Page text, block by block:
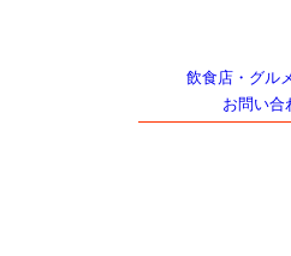
飲食店・グル
お問い合